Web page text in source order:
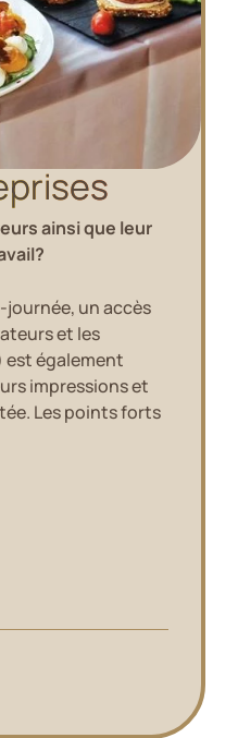
ainsi que leur
journée, un accès
et les
est également
impressions et
Les points forts